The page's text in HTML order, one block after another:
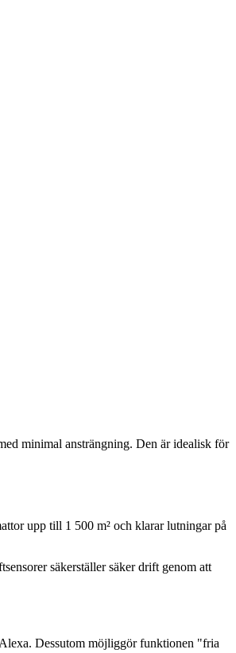
minimal ansträngning. Den är idealisk för
upp till 1 500 m² och klarar lutningar på
säkerställer säker drift genom att
Dessutom möjliggör funktionen "fria